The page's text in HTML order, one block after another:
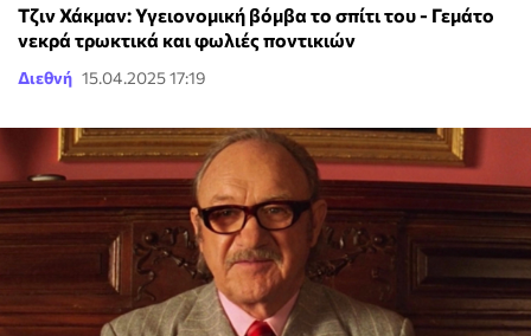
Τζιν Χάκμαν: Υγειονομική βόμβα το σπίτι του - Γεμάτο
νεκρά τρωκτικά και φωλιές ποντικιών
Διεθνή 15.04.2025 17:19